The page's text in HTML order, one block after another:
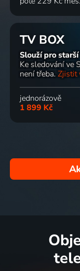
TV BOX
Slouží pro starší
Ke sledování ve
není třeba. Zjistit
jednorázově
1 899 Kč